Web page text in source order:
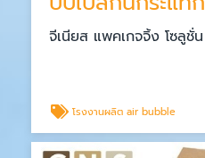
จีเนียส แพคเกจจิ้ง โซลูชั่น
โรงงานผลิต air bubble